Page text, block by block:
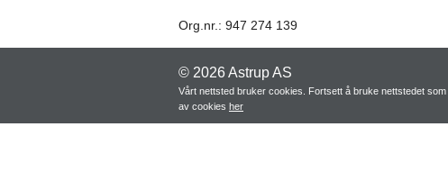
Org.nr.: 947 274 139
© 2026 Astrup AS
Vårt nettsted bruker cookies. Fortsett å bruke nettstedet
av cookies her